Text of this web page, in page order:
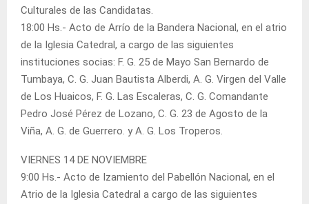
Culturales de las Candidatas.
18:00 Hs.- Acto de Arrío de la Bandera Nacional, en el atrio
de la Iglesia Catedral, a cargo de las siguientes
instituciones socias: F. G. 25 de Mayo San Bernardo de
Tumbaya, C. G. Juan Bautista Alberdi, A. G. Virgen del Valle
de Los Huaicos, F. G. Las Escaleras, C. G. Comandante
Pedro José Pérez de Lozano, C. G. 23 de Agosto de la
Viña, A. G. de Guerrero. y A. G. Los Troperos.
VIERNES 14 DE NOVIEMBRE
9:00 Hs.- Acto de Izamiento del Pabellón Nacional, en el
Atrio de la Iglesia Catedral a cargo de las siguientes